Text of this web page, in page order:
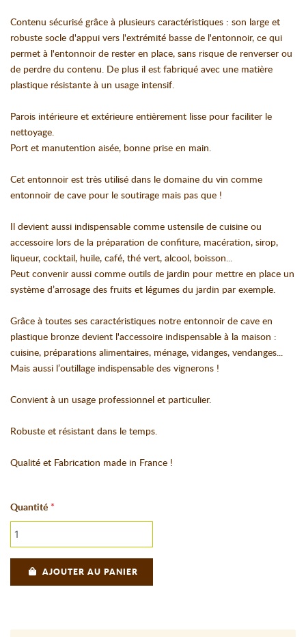
Contenu sécurisé grâce à plusieurs caractéristiques : son large et
robuste socle d'appui vers l'extrémité basse de l'entonnoir, ce qui
permet à l'entonnoir de rester en place, sans risque de renverser ou
de perdre du contenu. De plus il est fabriqué avec une matière
plastique résistante à un usage intensif.
Parois intérieure et extérieure entièrement lisse pour faciliter le
nettoyage.
Port et manutention aisée, bonne prise en main.
Cet entonnoir est très utilisé dans le domaine du vin comme
entonnoir de cave pour le soutirage mais pas que !
Il devient aussi indispensable comme ustensile de cuisine ou
accessoire lors de la préparation de confiture, macération, sirop,
liqueur, cocktail, huile, café, thé vert, alcool, boisson...
Peut convenir aussi comme outils de jardin pour mettre en place un
système d’arrosage des fruits et légumes du jardin par exemple.
Grâce à toutes ses caractéristiques notre entonnoir de cave en
plastique bronze devient l'accessoire indispensable à la maison :
cuisine, préparations alimentaires, ménage, vidanges, vendanges...
Mais aussi l’outillage indispensable des vignerons !
Convient à un usage professionnel et particulier.
Robuste et résistant dans le temps.
Qualité et Fabrication made in France !
Quantité
AJOUTER AU PANIER